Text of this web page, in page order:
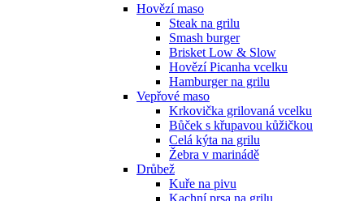
Hovězí maso
Steak na grilu
Smash burger
Brisket Low & Slow
Hovězí Picanha vcelku
Hamburger na grilu
Vepřové maso
Krkovička grilovaná vcelku
Bůček s křupavou kůžičkou
Celá kýta na grilu
Žebra v marinádě
Drůbež
Kuře na pivu
Kachní prsa na grilu